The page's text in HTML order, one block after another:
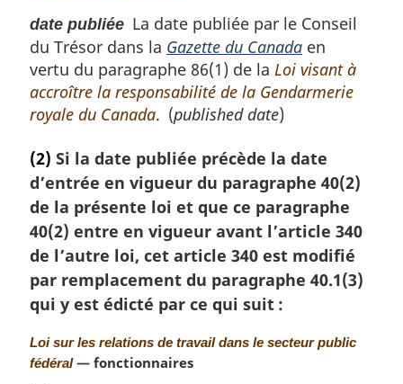
i
n
a
l
:
date publiée La date publiée par le Conseil
du Trésor dans la Gazette du Canada en
vertu du paragraphe 86(1) de la Loi visant à
accroître la responsabilité de la Gendarmerie
royale du Canada. (published date)
(2) Si la date publiée précède la date
d’entrée en vigueur du paragraphe 40(2)
de la présente loi et que ce paragraphe
40(2) entre en vigueur avant l’article 340
de l’autre loi, cet article 340 est modifié
par remplacement du paragraphe 40.1(3)
qui y est édicté par ce qui suit :
N
o
Loi sur les relations de travail dans le secteur public
fédéral— fonctionnaires